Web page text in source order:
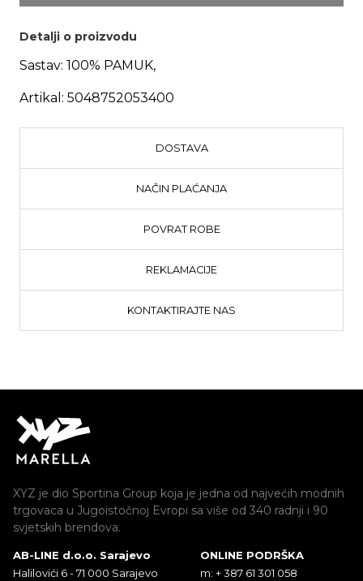
Detalji o proizvodu
Sastav: 100% PAMUK,
Artikal: 5048752053400
DOSTAVA
NAČIN PLAĆANJA
POVRAT ROBE
REKLAMACIJE
KONTAKTIRAJTE NAS
XYZ je dio Sportina Group koja je jedna od najvećih modnih
trgovaca u Jugoistočnoj Evropi sa više od 340 radnji i 90
svjetskih brendova.
AB-LINE d.o.o. Sarajevo
Halilovići 6 - 71 000 Sarajevo
ONLINE PODRŠKA
m: + 387 61 301 058